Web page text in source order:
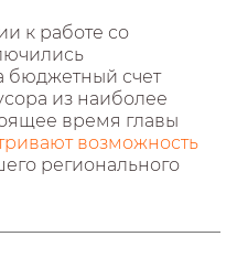
к работе со
бюджетный счет
из наиболее
время главы
возможность
регионального